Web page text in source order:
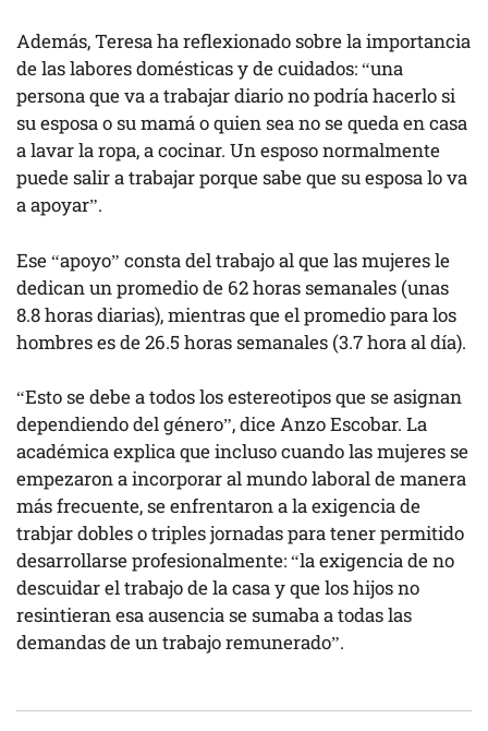
Además, Teresa ha reflexionado sobre la importancia
de las labores domésticas y de cuidados: “una
persona que va a trabajar diario no podría hacerlo si
su esposa o su mamá o quien sea no se queda en casa
a lavar la ropa, a cocinar. Un esposo normalmente
puede salir a trabajar porque sabe que su esposa lo va
a apoyar”.
Ese “apoyo” consta del trabajo al que las mujeres le
dedican un promedio de 62 horas semanales (unas
8.8 horas diarias), mientras que el promedio para los
hombres es de 26.5 horas semanales (3.7 hora al día).
“Esto se debe a todos los estereotipos que se asignan
dependiendo del género”, dice Anzo Escobar. La
académica explica que incluso cuando las mujeres se
empezaron a incorporar al mundo laboral de manera
más frecuente, se enfrentaron a la exigencia de
trabjar dobles o triples jornadas para tener permitido
desarrollarse profesionalmente: “la exigencia de no
descuidar el trabajo de la casa y que los hijos no
resintieran esa ausencia se sumaba a todas las
demandas de un trabajo remunerado”.